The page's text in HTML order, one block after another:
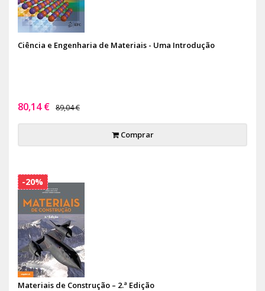
Ciência e Engenharia de Materiais - Uma Introdução
80,14 € 89,04 €
Comprar
Materiais de Construção – 2.ª Edição
-20%